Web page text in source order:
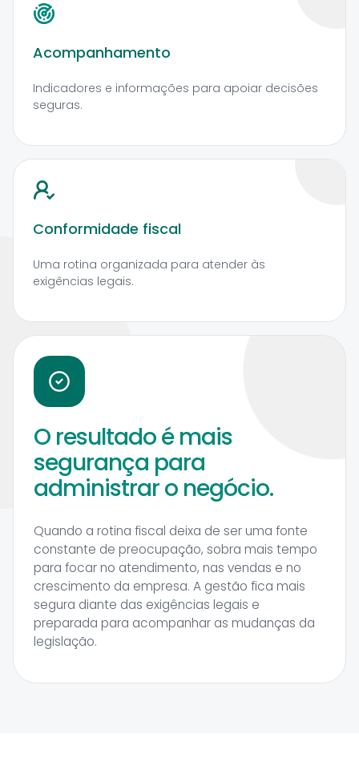
Acompanhamento
Indicadores e informações para apoiar decisões
seguras.
Conformidade fiscal
Uma rotina organizada para atender às
exigências legais.
O resultado é mais
segurança para
administrar o negócio.
Quando a rotina fiscal deixa de ser uma fonte
constante de preocupação, sobra mais tempo
para focar no atendimento, nas vendas e no
crescimento da empresa. A gestão fica mais
segura diante das exigências legais e
preparada para acompanhar as mudanças da
legislação.